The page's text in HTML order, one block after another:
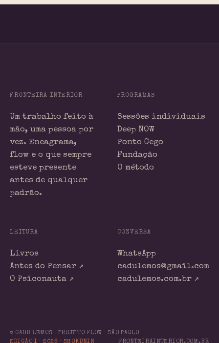
FRONTEIRA INTERIOR
Um trabalho feito à
mão, uma pessoa por
vez. Eneagrama,
flow e o que sempre
esteve presente
antes de qualquer
padrão.
PROGRAMAS
Sessões individuais
Deep NOW
Ponto Cego
Fundação
O método
LEITURA
Livros
Antes do Pensar ↗
O Psiconauta ↗
CONVERSA
WhatsApp
cadulemos@gmail.com
cadulemos.com.br ↗
© CADU LEMOS · PROJETO FLOW · SÃO PAULO